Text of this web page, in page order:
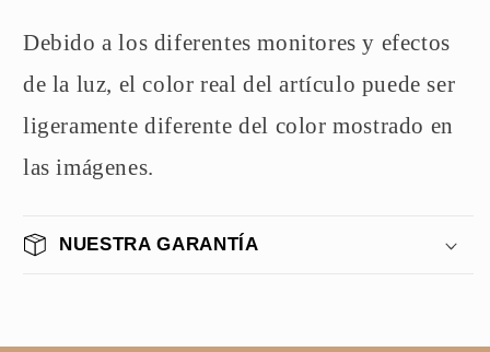
Debido a los diferentes monitores y efectos
de la luz, el color real del artículo puede ser
ligeramente diferente del color mostrado en
las imágenes.
NUESTRA GARANTÍA